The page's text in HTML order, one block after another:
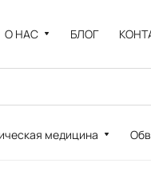
О НАС БЛОГ
медицина